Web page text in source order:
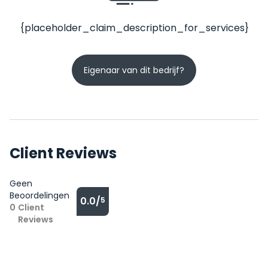
{placeholder_claim_description_for_services}
Eigenaar van dit bedrijf?
Client Reviews
Geen
Beoordelingen
0 Client
Reviews
0.0/5